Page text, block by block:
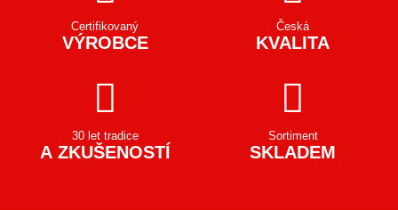
Certifikovaný
VÝROBCE
Česká
KVALITA
30 let tradice
A ZKUŠENOSTÍ
Sortiment
SKLADEM